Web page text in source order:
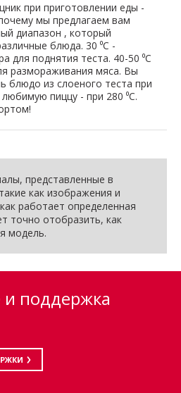
при приготовлении еды -
мы предлагаем вам
диапазон , который
блюда. 30 ⁰C -
для поднятия теста. 40-50 ⁰C
размораживания мяса. Вы
блюдо из слоеного теста при
пиццу - при 280 ⁰C.
представленные в
как изображения и
работает определенная
точно отобразить, как
модель.
поддержка